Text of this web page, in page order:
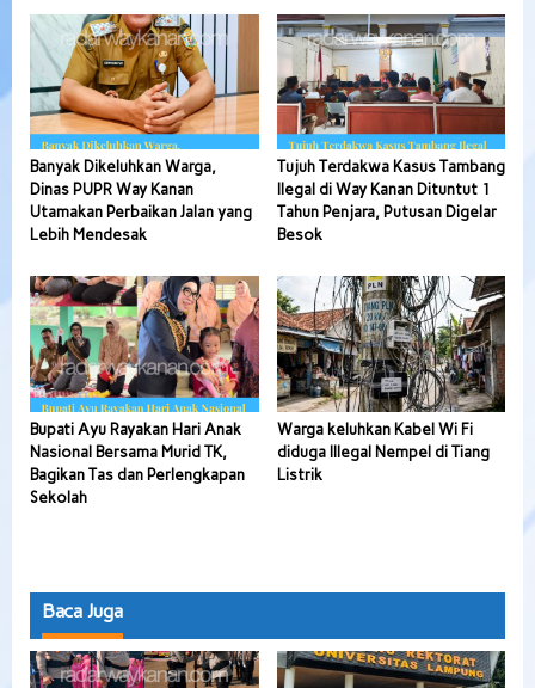
Banyak Dikeluhkan Warga,
Dinas PUPR Way Kanan
Utamakan Perbaikan Jalan yang
Lebih Mendesak
Tujuh Terdakwa Kasus Tambang
Ilegal di Way Kanan Dituntut 1
Tahun Penjara, Putusan Digelar
Besok
Bupati Ayu Rayakan Hari Anak
Nasional Bersama Murid TK,
Bagikan Tas dan Perlengkapan
Sekolah
Warga keluhkan Kabel Wi Fi
diduga Illegal Nempel di Tiang
Listrik
Baca Juga